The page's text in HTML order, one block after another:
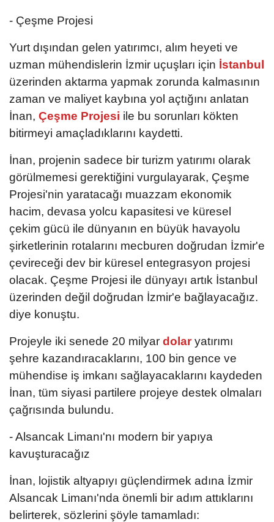
- Çeşme Projesi
Yurt dışından gelen yatırımcı, alım heyeti ve
uzman mühendislerin İzmir uçuşları için İstanbul
üzerinden aktarma yapmak zorunda kalmasının
zaman ve maliyet kaybına yol açtığını anlatan
İnan, Çeşme Projesi ile bu sorunları kökten
bitirmeyi amaçladıklarını kaydetti.
İnan, projenin sadece bir turizm yatırımı olarak
görülmemesi gerektiğini vurgulayarak, Çeşme
Projesi'nin yaratacağı muazzam ekonomik
hacim, devasa yolcu kapasitesi ve küresel
çekim gücü ile dünyanın en büyük havayolu
şirketlerinin rotalarını mecburen doğrudan İzmir'e
çevireceği dev bir küresel entegrasyon projesi
olacak. Çeşme Projesi ile dünyayı artık İstanbul
üzerinden değil doğrudan İzmir'e bağlayacağız.
diye konuştu.
Projeyle iki senede 20 milyar dolaryatırımı
şehre kazandıracaklarını, 100 bin gence ve
mühendise iş imkanı sağlayacaklarını kaydeden
İnan, tüm siyasi partilere projeye destek olmaları
çağrısında bulundu.
- Alsancak Limanı'nı modern bir yapıya
kavuşturacağız
İnan, lojistik altyapıyı güçlendirmek adına İzmir
Alsancak Limanı'nda önemli bir adım attıklarını
belirterek, sözlerini şöyle tamamladı: